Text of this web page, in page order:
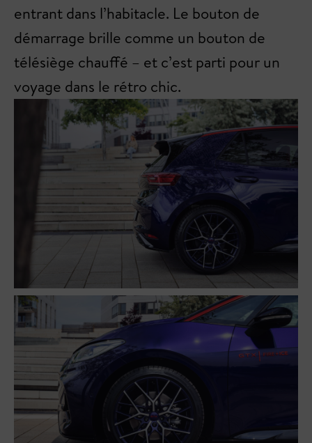
entrant dans l’habitacle. Le bouton de
démarrage brille comme un bouton de
télésiège chauffé – et c’est parti pour un
voyage dans le rétro chic.